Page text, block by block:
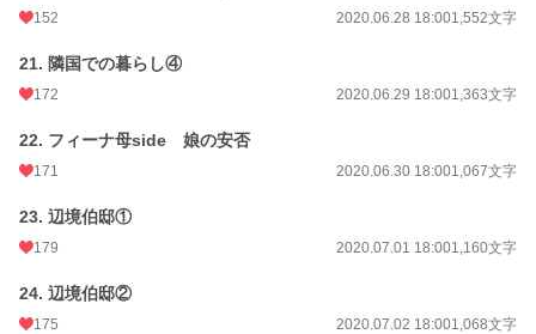
152 2020.06.28 18:001,552文字
21. 隣国での暮らし④
172 2020.06.29 18:001,363文字
22. フィーナ母side 娘の安否
171 2020.06.30 18:001,067文字
23. 辺境伯邸①
179 2020.07.01 18:001,160文字
24. 辺境伯邸②
175 2020.07.02 18:001,068文字